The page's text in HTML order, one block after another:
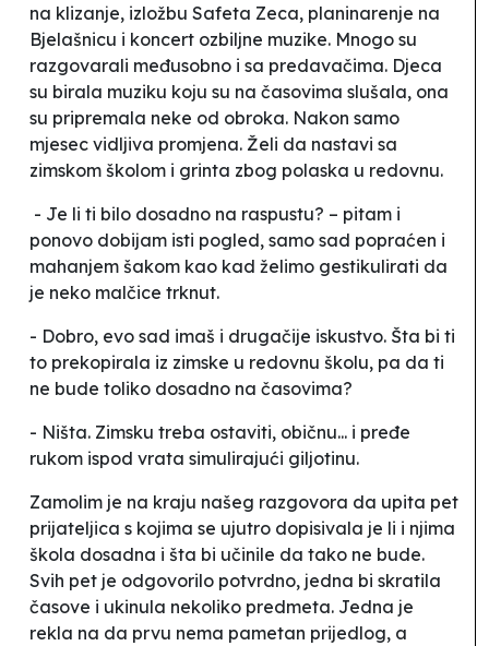
na klizanje, izložbu Safeta Zeca, planinarenje na
Bjelašnicu i koncert ozbiljne muzike. Mnogo su
razgovarali međusobno i sa predavačima. Djeca
su birala muziku koju su na časovima slušala, ona
su pripremala neke od obroka. Nakon samo
mjesec vidljiva promjena. Želi da nastavi sa
zimskom školom i grinta zbog polaska u redovnu.
- Je li ti bilo dosadno na raspustu? – pitam i
ponovo dobijam isti pogled, samo sad popraćen i
mahanjem šakom kao kad želimo gestikulirati da
je neko malčice trknut.
- Dobro, evo sad imaš i drugačije iskustvo. Šta bi ti
to prekopirala iz zimske u redovnu školu, pa da ti
ne bude toliko dosadno na časovima?
- Ništa. Zimsku treba ostaviti, običnu... i pređe
rukom ispod vrata simulirajući giljotinu.
Zamolim je na kraju našeg razgovora da upita pet
prijateljica s kojima se ujutro dopisivala je li i njima
škola dosadna i šta bi učinile da tako ne bude.
Svih pet je odgovorilo potvrdno, jedna bi skratila
časove i ukinula nekoliko predmeta. Jedna je
rekla na da prvu nema pametan prijedlog, a